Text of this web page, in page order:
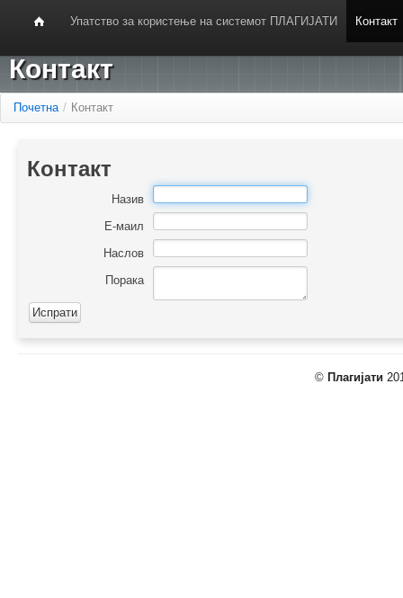
Упатство за користење на системот ПЛАГИЈАТИ Контакт
Контакт
Почетна / Контакт
Контакт
Назив
Е-маил
Наслов
Порака
© Плагијати